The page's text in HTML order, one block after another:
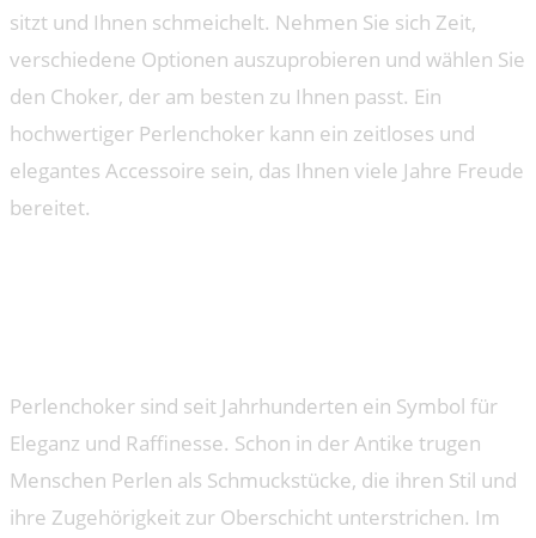
sitzt und Ihnen schmeichelt. Nehmen Sie sich Zeit,
verschiedene Optionen auszuprobieren und wählen Sie
den Choker, der am besten zu Ihnen passt. Ein
hochwertiger Perlenchoker kann ein zeitloses und
elegantes Accessoire sein, das Ihnen viele Jahre Freude
bereitet.
Perlenchoker sind seit Jahrhunderten ein Symbol für
Eleganz und Raffinesse. Schon in der Antike trugen
Menschen Perlen als Schmuckstücke, die ihren Stil und
ihre Zugehörigkeit zur Oberschicht unterstrichen. Im